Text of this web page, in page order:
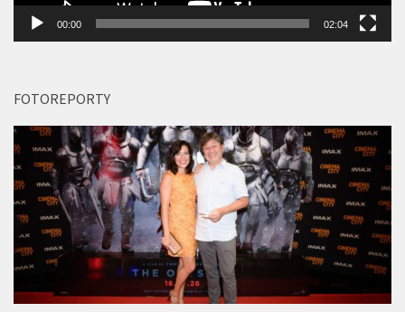
00:00 02:04
FOTOREPORTY